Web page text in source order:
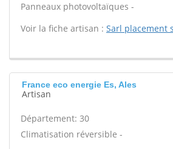
Panneaux photovoltaïques -
Voir la fiche artisan : Sarl placement
France eco energie Es, Ales
Artisan
Département: 30
Climatisation réversible -